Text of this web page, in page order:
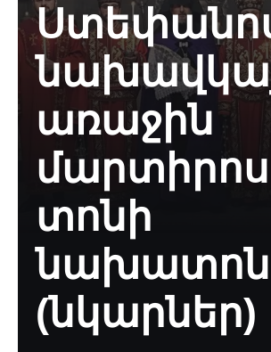
առաջին
տոնի
(նկարներ)